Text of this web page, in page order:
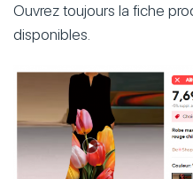
Ouvrez toujours la fiche
disponibles.